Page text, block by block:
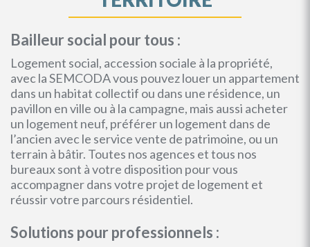
Bailleur social pour tous :
Logement social, accession sociale à la propriété,
avec la SEMCODA vous pouvez louer un appartement
dans un habitat collectif ou dans une résidence, un
pavillon en ville ou à la campagne, mais aussi acheter
un logement neuf, préférer un logement dans de
l’ancien avec le service vente de patrimoine, ou un
terrain à bâtir. Toutes nos agences et tous nos
bureaux sont à votre disposition pour vous
accompagner dans votre projet de logement et
réussir votre parcours résidentiel.
Solutions pour professionnels :